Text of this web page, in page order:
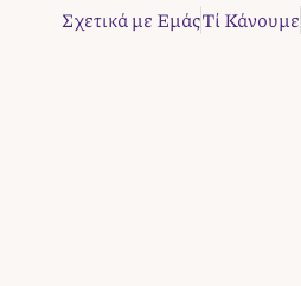
Σχετικά με ΕμάςΤί Κάνουμε